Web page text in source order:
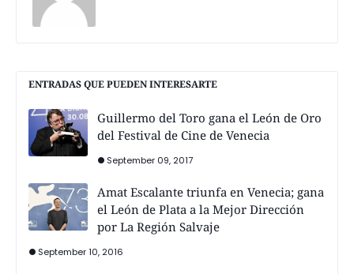
ENTRADAS QUE PUEDEN INTERESARTE
Guillermo del Toro gana el León de Oro
del Festival de Cine de Venecia
September 09, 2017
Amat Escalante triunfa en Venecia; gana
el León de Plata a la Mejor Dirección
por La Región Salvaje
September 10, 2016